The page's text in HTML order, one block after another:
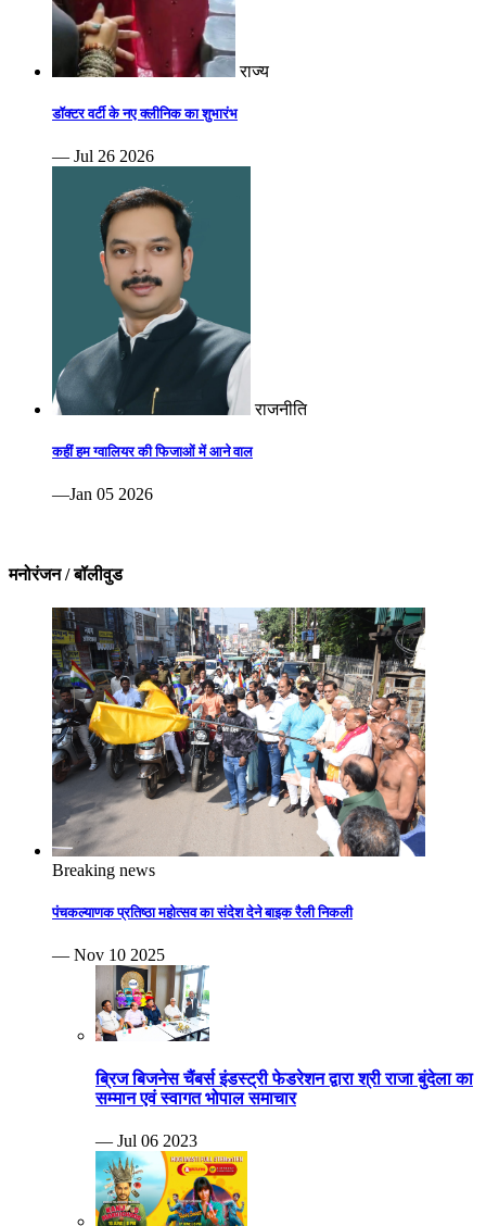
राज्य
डॉक्टर वर्टी के नए क्लीनिक का शुभारंभ
— Jul 26 2026
राजनीति
कहीं हम ग्वालियर की फिजाओं में आने वाल
—Jan 05 2026
मनोरंजन / बॉलीवुड
Breaking news
पंचकल्याणक प्रतिष्ठा महोत्सव का संदेश देने बाइक रैली निकली
— Nov 10 2025
ब्रिज बिजनेस चैंबर्स इंडस्ट्री फेडरेशन द्वारा श्री राजा बुंदेला का
सम्मान एवं स्वागत भोपाल समाचार
— Jul 06 2023